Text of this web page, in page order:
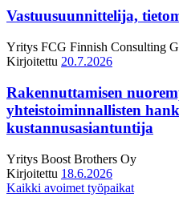
Vastuusuunnittelija,
Yritys FCG Finnish Consulting
Kirjoitettu 20.7.2026
Rakennuttamisen
yhteistoiminnallisten
kustannusasiantuntija
Yritys Boost Brothers Oy
Kirjoitettu 18.6.2026
Kaikki avoimet työpaikat